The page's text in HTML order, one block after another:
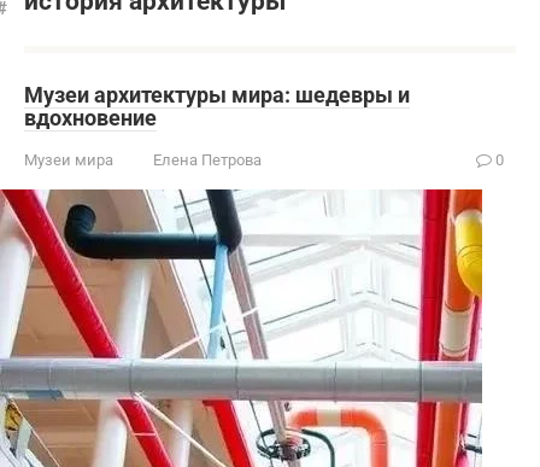
Музеи архитектуры мира: шедевры и
вдохновение
Музеи мира Елена Петрова 0